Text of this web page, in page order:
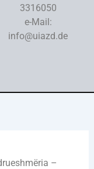
3316050
e-Mail:
info@uiazd.de
–